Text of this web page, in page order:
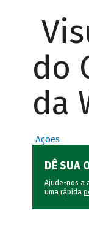
do
da
Ações
DÊ SUA
Ajude-nos a
uma rápida